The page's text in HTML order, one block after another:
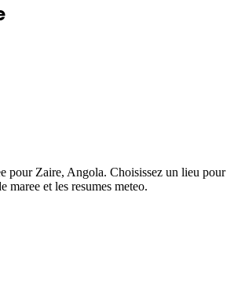
pour Zaire, Angola. Choisissez un lieu pour
maree et les resumes meteo.